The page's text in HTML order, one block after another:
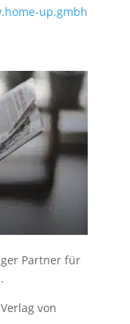
up.gmbh
Partner für
von